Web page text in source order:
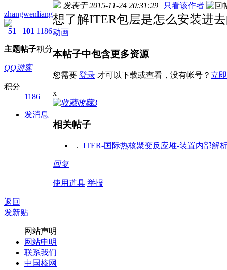
zhangwenliang
51
主题
101
帖子
1186
积分
QQ游客
积分
1186
发消息
发表于 2015-11-24 20:31:29 | 只看该作者
想了解ITER包层是怎么安装进
动画
本帖子中包含更多资源
您需要 登录 才可以下载或查看，没有帐号？ 立
x
收藏3
相关帖子
． ITER-国际热核聚变反应堆-装置内部解
回复
使用道具 举报
返回
发新贴
网站声明
网站申明
联系我们
中国核网